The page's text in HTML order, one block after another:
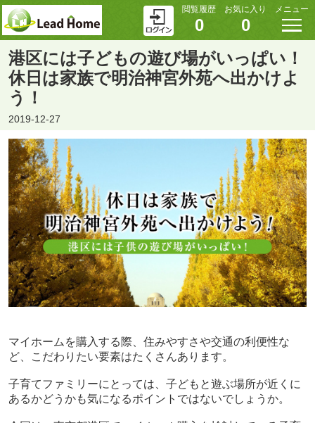
閲覧履歴
0
お気に入り
0
メニュー
港区には子どもの遊び場がいっぱい！
休日は家族で明治神宮外苑へ出かけよ
う！
2019-12-27
マイホームを購入する際、住みやすさや交通の利便性な
ど、こだわりたい要素はたくさんあります。
子育てファミリーにとっては、子どもと遊ぶ場所が近くに
あるかどうかも気になるポイントではないでしょうか。